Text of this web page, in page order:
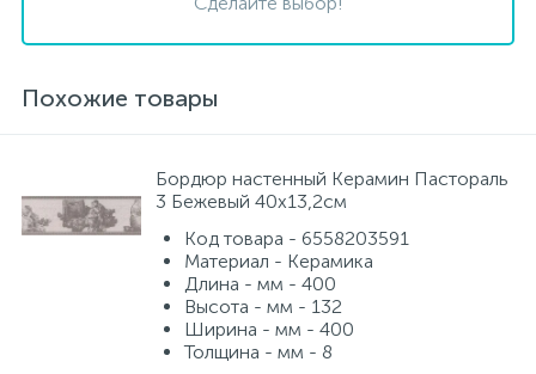
Похожие товары
Бордюр настенный Керамин Пастораль
3 Бежевый 40x13,2см
Код товара - 6558203591
Материал - Керамика
Длина - мм - 400
Высота - мм - 132
Ширина - мм - 400
Толщина - мм - 8